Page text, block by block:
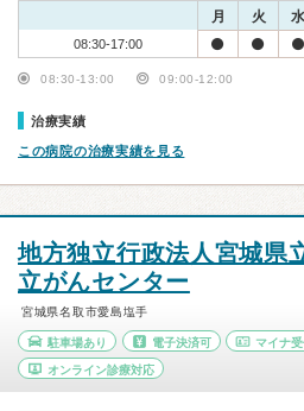
月 火 水
08:30-17:00
08:30-13:00 09:00-12:00
治療実績
この病院の治療実績を見る
地方独立行政法人宮城県
立がんセンター
宮城県名取市愛島塩手
駐車場あり 電子決済可 マイナ
オンライン診療対応